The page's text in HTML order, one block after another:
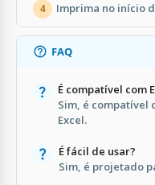
4 Imprima no início
FAQ
É compatível com
Sim, é compatível
Excel.
É fácil de usar?
Sim, é projetado